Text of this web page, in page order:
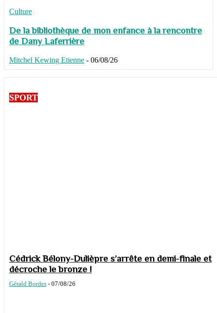
Culture
De la bibliothèque de mon enfance à la rencontre
de Dany Laferrière
Mitchel Kewing Etienne - 06/08/26
SPORT
Cédrick Bélony-Dulièpre s’arrête en demi-finale et
décroche le bronze !
Gérald Bordes - 07/08/26